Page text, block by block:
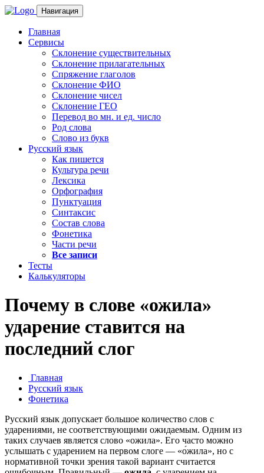
Навигация
Главная
Сервисы
Склонение существительных
Склонение прилагательных
Спряжение глаголов
Склонение ФИО
Склонение чисел
Склонение ГЕО
Перевод во мн. и ед. число
Род слова
Слово из букв
Русский язык
Как пишется
Культура речи
Лексика
Орфография
Пунктуация
Синтаксис
Состав слова
Фонетика
Части речи
Все записи
Тесты
Калькуляторы
Почему в слове «ожила»
ударение ставится на
последний слог
Главная
Русский язык
Фонетика
Русский язык допускает большое количество слов с
ударениями, не соответствующими ожидаемым. Одним из
таких случаев является слово «ожила». Его часто можно
услышать с ударением на первом слоге — «о́жила», но с
нормативной точки зрения такой вариант считается